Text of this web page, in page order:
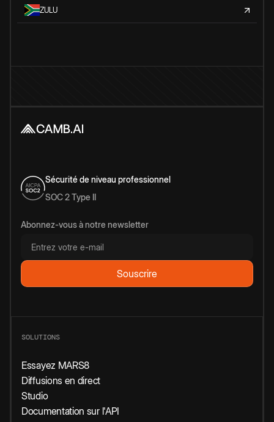
ZULU
Sécurité de niveau professionnel
SOC 2 Type II
Abonnez-vous à notre newsletter
SOLUTIONS
Essayez MARS8
Diffusions en direct
Studio
Documentation sur l'API